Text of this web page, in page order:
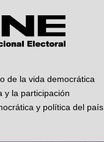
de la vida democrática
y la participación
y política del país.